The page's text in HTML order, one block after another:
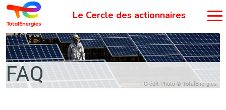
Crédit Photo © TotalEnergies
FAQ